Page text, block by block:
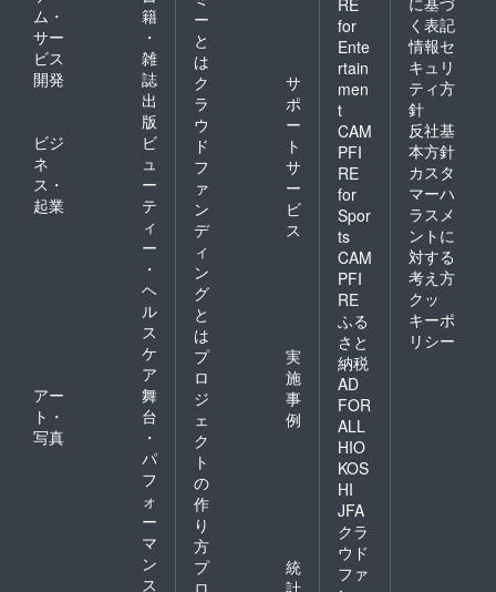
ム・
サー
ビス
開発
籍
・
雑
誌
出
版
ビジ
ネ
ス・
起業
ビ
ュ
ー
テ
ィ
ー
・
ヘ
ル
ス
ケ
ア
アー
ト・
写真
舞
台
・
パ
フ
ォ
ー
マ
ン
ス
ー
と
は
ク
ラ
ウ
ド
フ
ァ
ン
デ
ィ
ン
グ
と
は
サ
ポ
ー
ト
サ
ー
ビ
ス
プ
ロ
ジ
ェ
ク
ト
の
作
り
方
実
施
事
例
プ
ロ
統
計
for
Ente
rtain
men
t
CAM
PFI
RE
for
Spor
ts
CAM
PFI
RE
ふる
さと
納税
AD
FOR
ALL
HIO
KOS
HI
JFA
クラ
ウド
ファ
く表記
情報セ
キュリ
ティ方
針
反社基
本方針
カスタ
マーハ
ラスメ
ントに
対する
考え方
クッ
キーポ
リシー